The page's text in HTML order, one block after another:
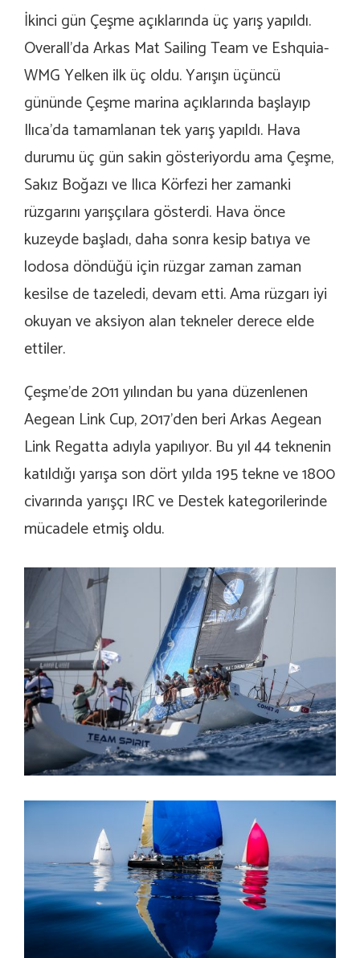
İkinci gün Çeşme açıklarında üç yarış yapıldı.
Overall’da Arkas Mat Sailing Team ve Eshquia-
WMG Yelken ilk üç oldu. Yarışın üçüncü
gününde Çeşme marina açıklarında başlayıp
Ilıca’da tamamlanan tek yarış yapıldı. Hava
durumu üç gün sakin gösteriyordu ama Çeşme,
Sakız Boğazı ve Ilıca Körfezi her zamanki
rüzgarını yarışçılara gösterdi. Hava önce
kuzeyde başladı, daha sonra kesip batıya ve
lodosa döndüğü için rüzgar zaman zaman
kesilse de tazeledi, devam etti. Ama rüzgarı iyi
okuyan ve aksiyon alan tekneler derece elde
ettiler.
Çeşme’de 2011 yılından bu yana düzenlenen
Aegean Link Cup, 2017’den beri Arkas Aegean
Link Regatta adıyla yapılıyor. Bu yıl 44 teknenin
katıldığı yarışa son dört yılda 195 tekne ve 1800
civarında yarışçı IRC ve Destek kategorilerinde
mücadele etmiş oldu.